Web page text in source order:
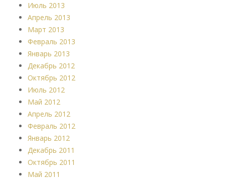
Июль 2013
Апрель 2013
Март 2013
Февраль 2013
Январь 2013
Декабрь 2012
Октябрь 2012
Июль 2012
Май 2012
Апрель 2012
Февраль 2012
Январь 2012
Декабрь 2011
Октябрь 2011
Май 2011